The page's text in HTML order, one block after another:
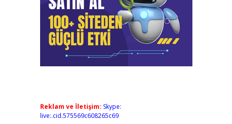
Reklam ve İletişim: Skype:
live:.cid.575569c608265c69